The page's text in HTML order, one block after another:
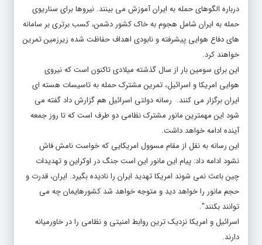
حمله به ایران شامل هجوم به خاک کشور دشمن، کسب برتری بر سامانه
های دفاع هوایی پیشرفته و نابودی اهداف حفاظت شده زیرزمین تمرین
خواهند کرد.
این برای سومین بار از سال گذشته میلادی تاکنون است که نیروی
هوایی امریکا و اسرائیل، تمرین مشترک حمله به تاسیسات هسته ای
ایران برگزار می کنند. رسانه دولتی اسرائیل هم گزارش داد گفته می
شود این مهمترین مانور مشترک نظامی دو طرف است که تا روز جمعه
آینده ادامه خواهد داشت.
این رسانه به نقل از مقام مسوول امریکایی که خواست نامش فاش
نشود ادامه داد: پیام این مانور این است جنگ در اوکراین و تهدیدات
چین باعث نمی شوند امریکا تهدید ایران را نادیده بگیرد. ایران، قدرت و
حجم مانور را خواهد دید و متوجه خواهد شد کشورهایمان چه می
توانند بکنند”.
اسرائیل و امریکا نزدیک ترین روابط امنیتی و نظامی را در خاورمیانه
دارند.
ایران واسرائیل یکدیگر را دشمن شماره یک خود می دانند.